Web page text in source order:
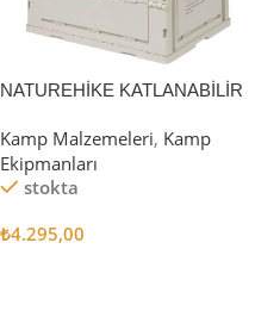
NATUREHİKE KATLANABİLİR
Kamp Malzemeleri, Kamp
Ekipmanları
stokta
₺4.295,00